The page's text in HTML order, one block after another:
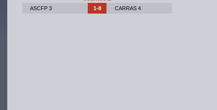
ASCFP 3 1-8 CARRAS 4